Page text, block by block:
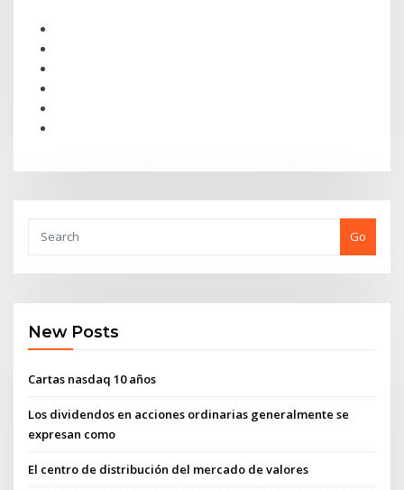
Go
New Posts
Cartas nasdaq 10 años
Los dividendos en acciones ordinarias generalmente se
expresan como
El centro de distribución del mercado de valores